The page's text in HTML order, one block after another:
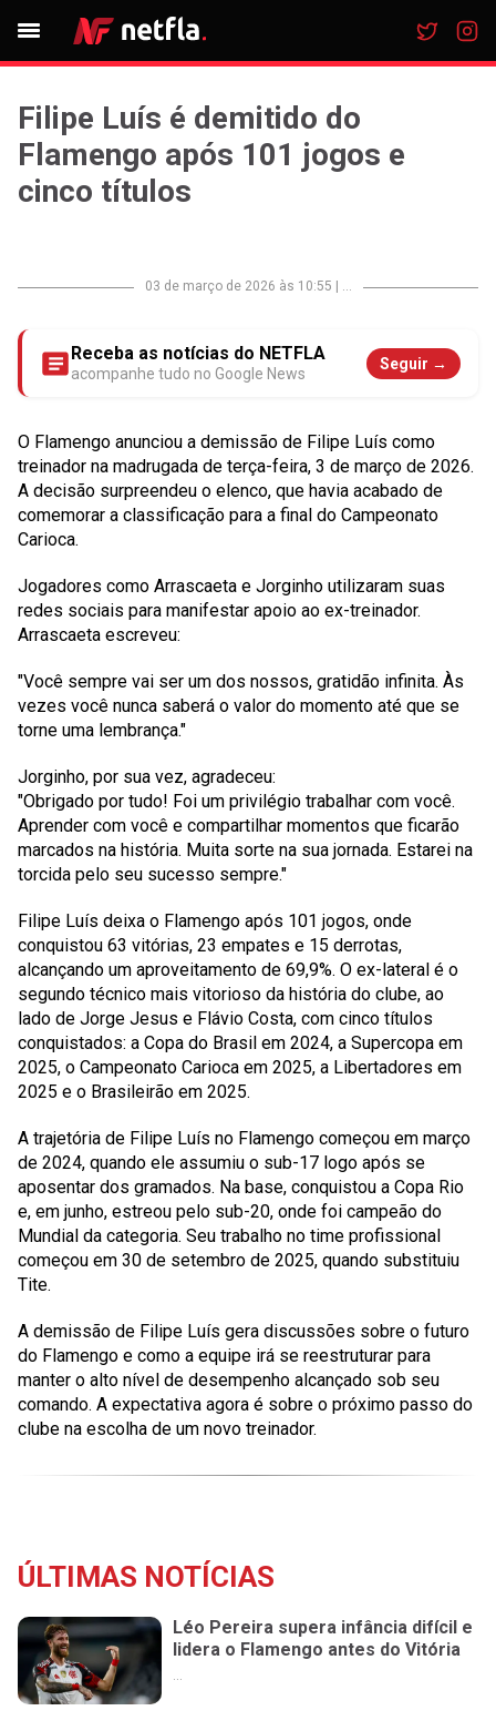
Filipe Luís é demitido do
Flamengo após 101 jogos e
cinco títulos
03 de março de 2026 às 10:55 ...
Receba as notícias do NETFLA
acompanhe tudo no Google News
Seguir →
O Flamengo anunciou a demissão de Filipe Luís como
treinador na madrugada de terça-feira, 3 de março de 2026.
A decisão surpreendeu o elenco, que havia acabado de
comemorar a classificação para a final do Campeonato
Carioca.
Jogadores como Arrascaeta e Jorginho utilizaram suas
redes sociais para manifestar apoio ao ex-treinador.
Arrascaeta escreveu:
"Você sempre vai ser um dos nossos, gratidão infinita. Às
vezes você nunca saberá o valor do momento até que se
torne uma lembrança."
Jorginho, por sua vez, agradeceu:
"Obrigado por tudo! Foi um privilégio trabalhar com você.
Aprender com você e compartilhar momentos que ficarão
marcados na história. Muita sorte na sua jornada. Estarei na
torcida pelo seu sucesso sempre."
Filipe Luís deixa o Flamengo após 101 jogos, onde
conquistou 63 vitórias, 23 empates e 15 derrotas,
alcançando um aproveitamento de 69,9%. O ex-lateral é o
segundo técnico mais vitorioso da história do clube, ao
lado de Jorge Jesus e Flávio Costa, com cinco títulos
conquistados: a Copa do Brasil em 2024, a Supercopa em
2025, o Campeonato Carioca em 2025, a Libertadores em
2025 e o Brasileirão em 2025.
A trajetória de Filipe Luís no Flamengo começou em março
de 2024, quando ele assumiu o sub-17 logo após se
aposentar dos gramados. Na base, conquistou a Copa Rio
e, em junho, estreou pelo sub-20, onde foi campeão do
Mundial da categoria. Seu trabalho no time profissional
começou em 30 de setembro de 2025, quando substituiu
Tite.
A demissão de Filipe Luís gera discussões sobre o futuro
do Flamengo e como a equipe irá se reestruturar para
manter o alto nível de desempenho alcançado sob seu
comando. A expectativa agora é sobre o próximo passo do
clube na escolha de um novo treinador.
ÚLTIMAS NOTÍCIAS
Léo Pereira supera infância difícil e
lidera o Flamengo antes do Vitória
...